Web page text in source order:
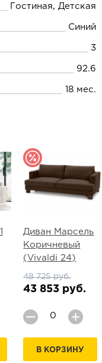
Гостиная, Детская
Синий
3
92.6
18 мес.
Диван Марсель
Коричневый
(Vivaldi 24)
48 725 руб.
43 853 руб.
В КОРЗИНУ